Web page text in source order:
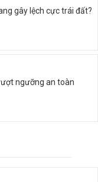
gây lệch cực trái đất?
ngưỡng an toàn